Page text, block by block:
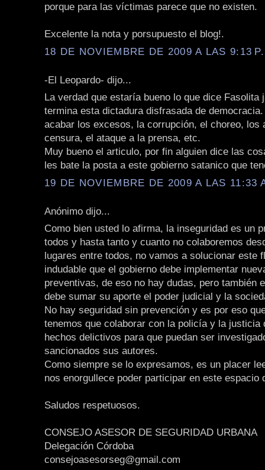
porque para las víctimas parece que no existen.
Excelente la nota y porsupuesto el blog!.
18 DE NOVIEMBRE DE 2009 A LAS 9:13
-El Leopardo- dijo...
La verdad que estaría bueno lo que dice Fasolita
termina esta dictadura disfrasada de
acabar los excesos, la corrupción, el choreo, los
censura, el ataque a la prensa, etc.
Muy bueno el articulo, por fin alguien dice las
les bate la posta a este gobierno satanico que
19 DE NOVIEMBRE DE 2009 A LAS 11:33
Anónimo dijo...
Como bien usted lo afirma, la inseguridad es un
todos y hasta tanto y cuanto no colaboremos
lugares entre todos, no vamos a solucionar este
indudable que el gobierno debe implementar
preventivas, de eso no hay dudas, pero también
debe sumar su aporte el poder judicial y la
No hay seguridad sin prevención y es por eso
tenemos que colaborar con la policía y la justicia
hechos delictivos para que puedan ser
sancionados sus autores.
Como siempre se lo expresamos, es un placer
nos enorgullece poder participar en este espacio
Saludos respetuosos.
CONSEJO ASESOR DE SEGURIDAD URBANA
Delegación Córdoba
consejoasesorseg@gmail.com